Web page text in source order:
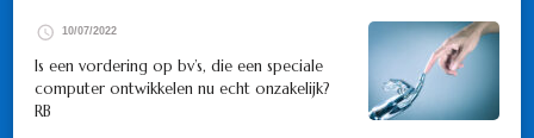
10/07/2022
Is een vordering op bv’s, die een speciale
computer ontwikkelen nu echt onzakelijk?
RB